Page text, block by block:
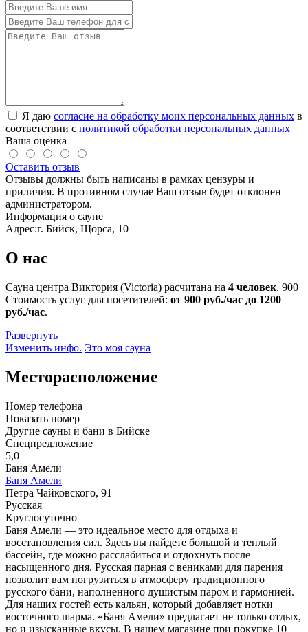
Я даю согласие на обработку моих персональных данных в
соответствии с политикой обработки персональных данных
Ваша оценка
Оставить отзыв
Отзывы должны быть написаны в рамках цензуры и
приличия. В противном случае Ваш отзыв будет отклонен
администратором.
Информация о сауне
Адрес:г. Бийск, Щорса, 10
О нас
Сауна центра Виктория (Victoria) расчитана на 4 человек. 900
Стоимость услуг для посетителей: от 900 руб./час до 1200
руб./час.
Развернуть
Изменить инфо. Это моя сауна
Месторасположение
Номер телефона
Показать номер
Другие сауны и бани в Бийске
Спецпредложение
5,0
Баня Амели
Баня Амели
Петра Чайковского, 91
Русская
Круглосуточно
Баня Амели — это идеальное место для отдыха и
восстановления сил. Здесь вы найдете большой и теплый
бассейн, где можно расслабиться и отдохнуть после
насыщенного дня. Русская парная с вениками для парения
позволит вам погрузиться в атмосферу традиционного
русского бани, наполненного душистым паром и гармонией.
Для наших гостей есть кальян, который добавляет нотки
восточного шарма. «Баня Амели» предлагает не только отдых,
но и изысканные вкусы. В нашем магазине при покупке 10